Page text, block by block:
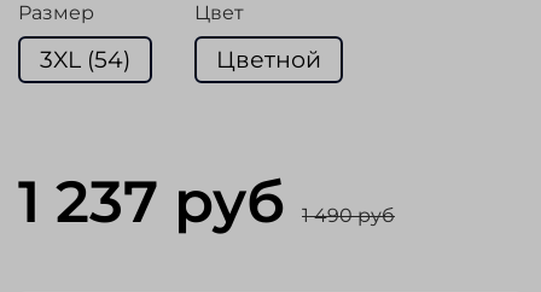
Размер
3XL (54)
Цвет
Цветной
1 237 руб 1 490 руб